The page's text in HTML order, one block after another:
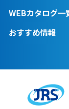
WEBカタログ一
おすすめ情報